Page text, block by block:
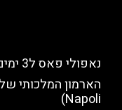
נאפולי פאס ל3 ימים כולל מוזיאונים ופומפיי
Napoli)